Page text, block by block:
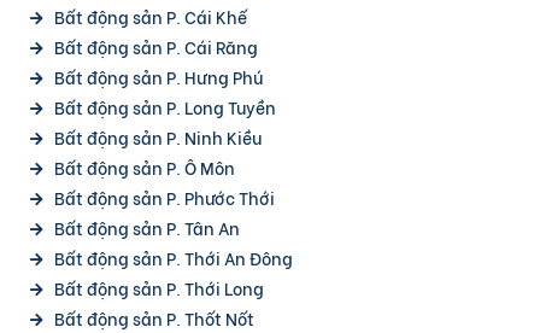
Bất động sản P. Cái Khế
Bất động sản P. Cái Răng
Bất động sản P. Hưng Phú
Bất động sản P. Long Tuyền
Bất động sản P. Ninh Kiều
Bất động sản P. Ô Môn
Bất động sản P. Phước Thới
Bất động sản P. Tân An
Bất động sản P. Thới An Đông
Bất động sản P. Thới Long
Bất động sản P. Thốt Nốt